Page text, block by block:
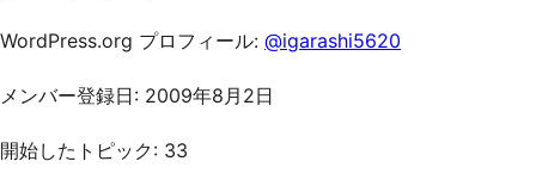
WordPress.org プロフィール: @igarashi5620
メンバー登録日: 2009年8月2日
開始したトピック: 33